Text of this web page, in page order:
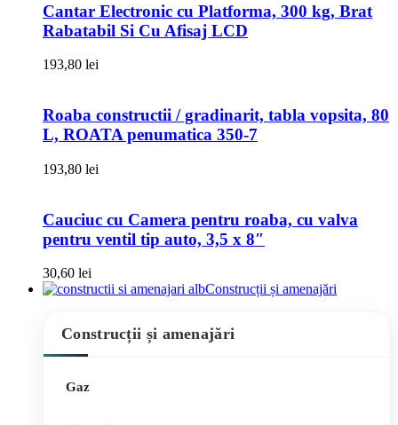
Cantar Electronic cu Platforma, 300 kg, Brat
Rabatabil Si Cu Afisaj LCD
193,80 lei
Roaba constructii / gradinarit, tabla vopsita, 80
L, ROATA penumatica 350-7
193,80 lei
Cauciuc cu Camera pentru roaba, cu valva
pentru ventil tip auto, 3,5 x 8″
30,60 lei
Construcții și amenajări
Construcții și amenajări
Gaz